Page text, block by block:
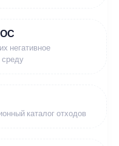
негативное
каталог отходов